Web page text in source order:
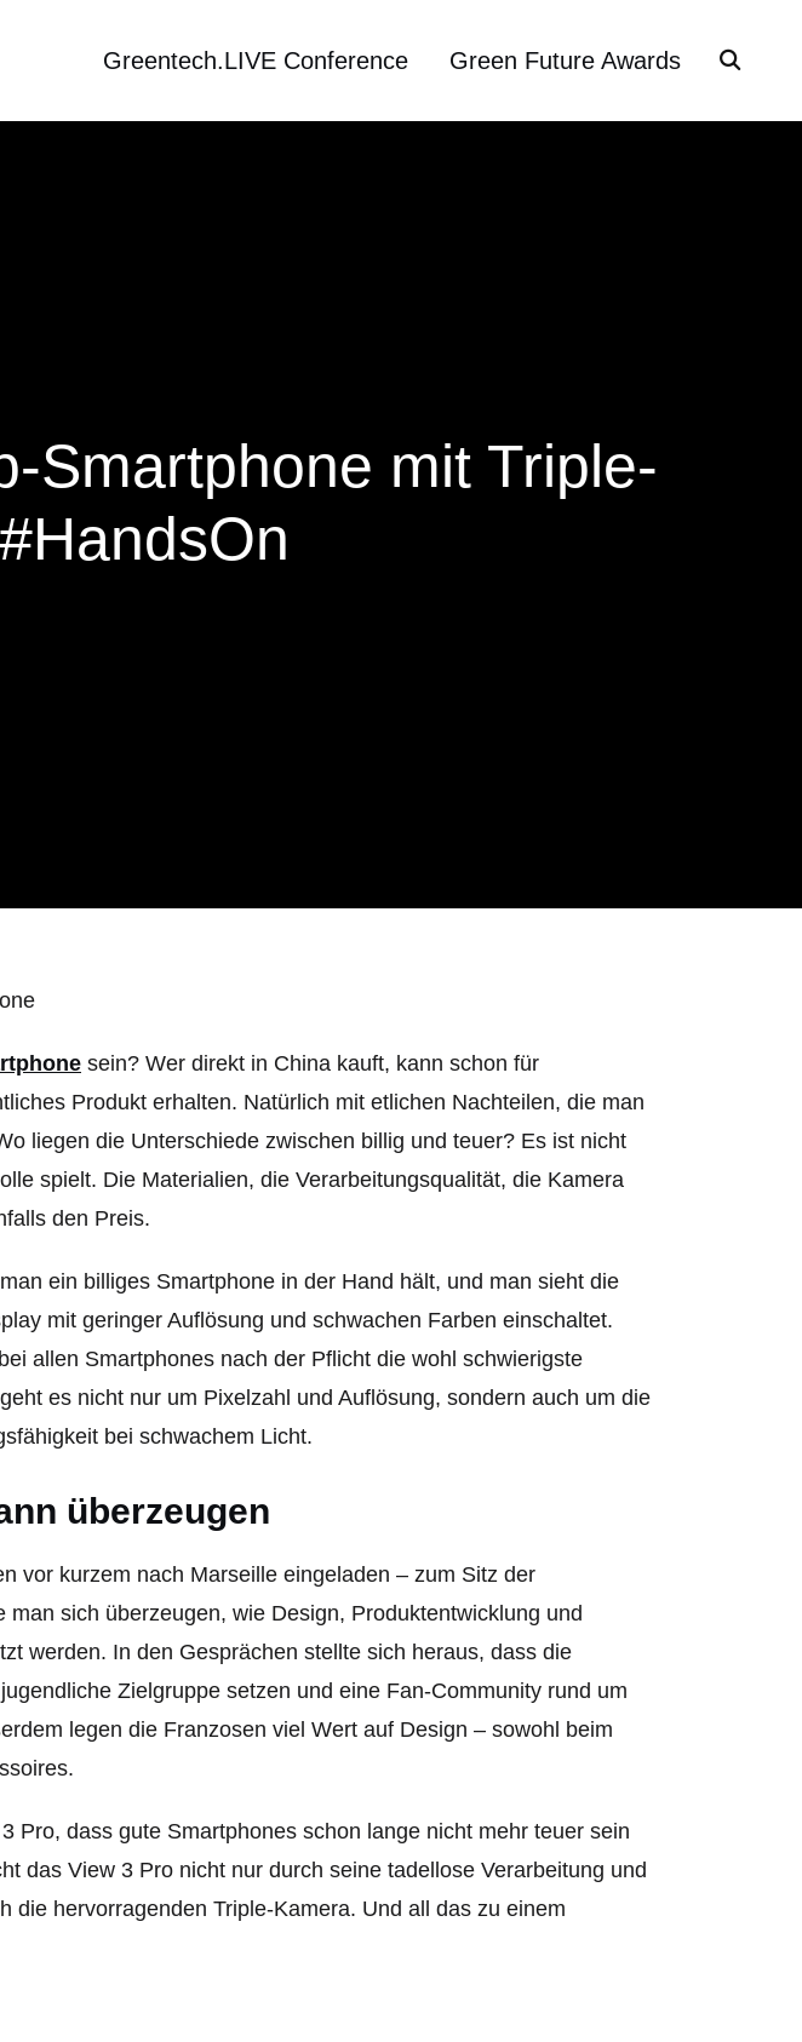
Greentech.LIVE Conference Green Future Awards
Smartphone mit Triple-
sein? Wer direkt in China kauft, kann schon für
Produkt erhalten. Natürlich mit etlichen Nachteilen, die man
liegen die Unterschiede zwischen billig und teuer? Es ist nicht
spielt. Die Materialien, die Verarbeitungsqualität, die Kamera
den Preis.
ein billiges Smartphone in der Hand hält, und man sieht die
mit geringer Auflösung und schwachen Farben einschaltet.
allen Smartphones nach der Pflicht die wohl schwierigste
es nicht nur um Pixelzahl und Auflösung, sondern auch um die
bei schwachem Licht.
überzeugen
vor kurzem nach Marseille eingeladen – zum Sitz der
sich überzeugen, wie Design, Produktentwicklung und
werden. In den Gesprächen stellte sich heraus, dass die
Zielgruppe setzen und eine Fan-Community rund um
legen die Franzosen viel Wert auf Design – sowohl beim
Pro, dass gute Smartphones schon lange nicht mehr teuer sein
das View 3 Pro nicht nur durch seine tadellose Verarbeitung und
die hervorragenden Triple-Kamera. Und all das zu einem